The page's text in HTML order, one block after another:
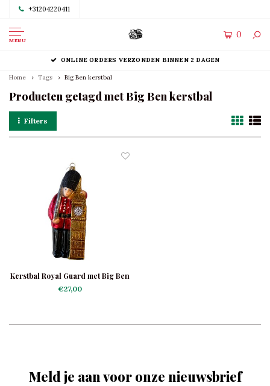
+31204220411
MENU
0
ONLINE ORDERS VERZONDEN BINNEN 2 DAGEN
Home Tags Big Ben kerstbal
Producten getagd met Big Ben kerstbal
Filters
Kerstbal Royal Guard met Big Ben
€27,00
Meld je aan voor onze nieuwsbrief